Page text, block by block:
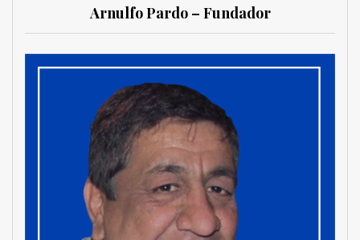
Arnulfo Pardo – Fundador